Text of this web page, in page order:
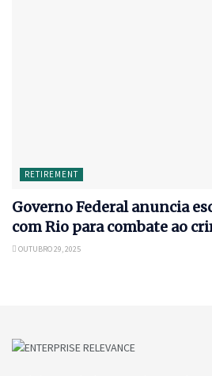
RETIREMENT
Governo Federal anuncia
com Rio para combate ao
OUTUBRO 29, 2025